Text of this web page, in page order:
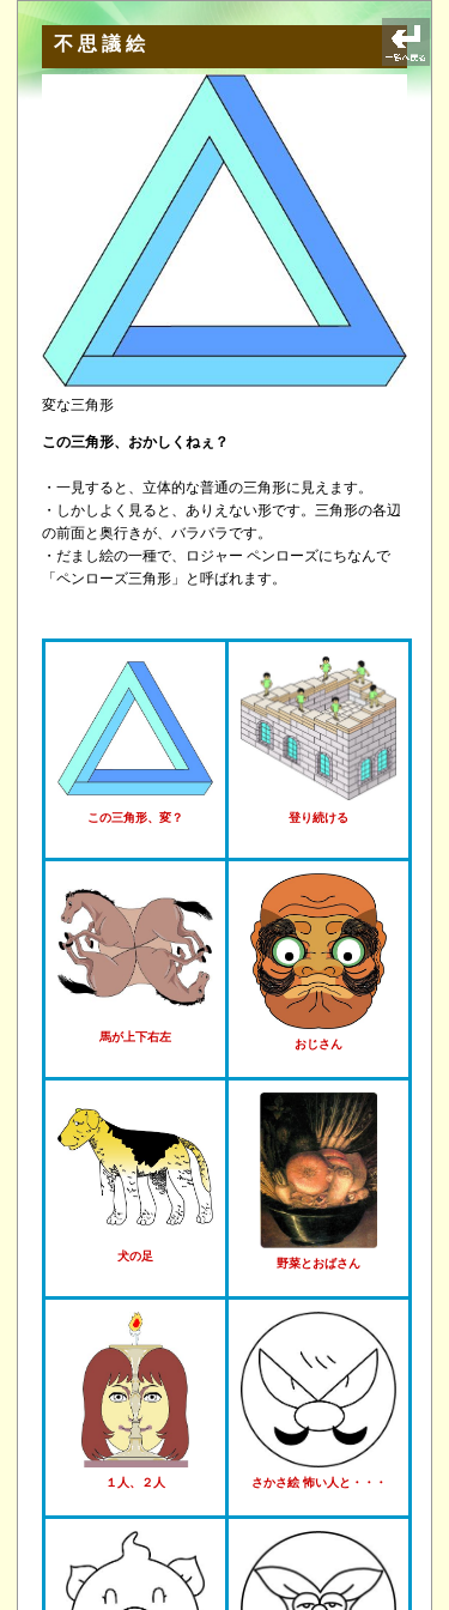
不思議絵
変な三角形
この三角形、おかしくねぇ？
・一見すると、立体的な普通の三角形に見えます。
・しかしよく見ると、ありえない形です。三角形の各辺
の前面と奥行きが、バラバラです。
・だまし絵の一種で、ロジャー ペンローズにちなんで
「ペンローズ三角形」と呼ばれます。
この三角形、変？ 登り続ける
馬が上下右左
おじさん
犬の足
野菜とおばさん
１人、２人 さかさ絵 怖い人と・・・